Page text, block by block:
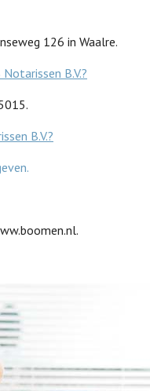
126 in Waalre.
B.V.?
B.V.?